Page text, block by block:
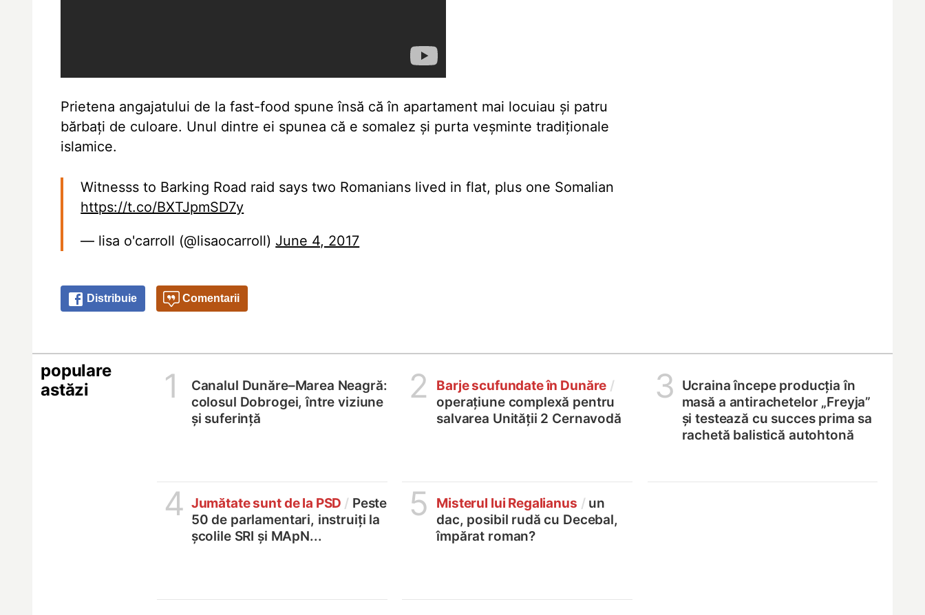
Prietena angajatului de la fast-food spune însă că în apartament mai locuiau și patru
bărbați de culoare. Unul dintre ei spunea că e somalez și purta veșminte tradiționale
islamice.
Witnesss to Barking Road raid says two Romanians lived in flat, plus one Somalian
https://t.co/BXTJpmSD7y
— lisa o'carroll (@lisaocarroll) June 4, 2017
Distribuie Comentarii
populare
astăzi
1
Canalul Dunăre–Marea Neagră:
colosul Dobrogei, între viziune
și suferință
2 Barje scufundate în Dunăre /
operațiune complexă pentru
salvarea Unității 2 Cernavodă
3
Ucraina începe producția în
masă a antirachetelor „Freyja”
și testează cu succes prima sa
rachetă balistică autohtonă
4 Jumătate sunt de la PSD / Peste
50 de parlamentari, instruiți la
școlile SRI și MApN...
5 Misterul lui Regalianus / un
dac, posibil rudă cu Decebal,
împărat roman?